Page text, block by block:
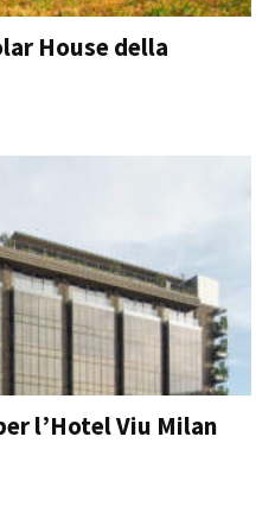
House della
l’Hotel Viu Milan